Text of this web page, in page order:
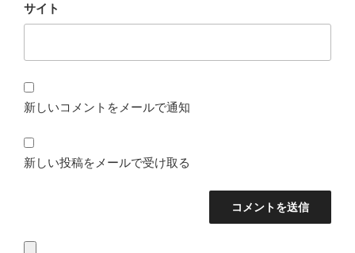
サイト
新しいコメントをメールで通知
新しい投稿をメールで受け取る